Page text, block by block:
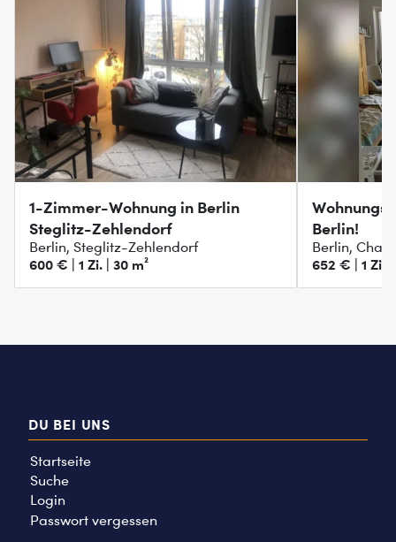
1-Zimmer-Wohnung in Berlin
Steglitz-Zehlendorf
Berlin, Steglitz-Zehlendorf
600 € | 1 Zi. | 30 m²
Berlin!
Berlin,
652 € | 1 Zi. |
DU BEI UNS
Startseite
Suche
Login
Passwort vergessen